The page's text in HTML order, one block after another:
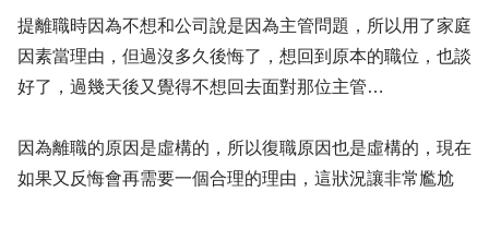
提離職時因為不想和公司說是因為主管問題，所以用了家庭
因素當理由，但過沒多久後悔了，想回到原本的職位，也談
好了，過幾天後又覺得不想回去面對那位主管…
因為離職的原因是虛構的，所以復職原因也是虛構的，現在
如果又反悔會再需要一個合理的理由，這狀況讓非常尷尬